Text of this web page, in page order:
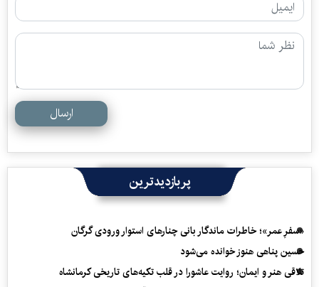
ارسال
پربازدیدترین
«سفرِ عمر»؛ خاطرات ماندگار بانی چنارهای استوار ورودی گرگان
حسین پناهی هنوز خوانده می‌شود
تلاقی هنر و ایمان؛ روایت عاشورا در قلب تکیه‌های تاریخی کرمانشاه